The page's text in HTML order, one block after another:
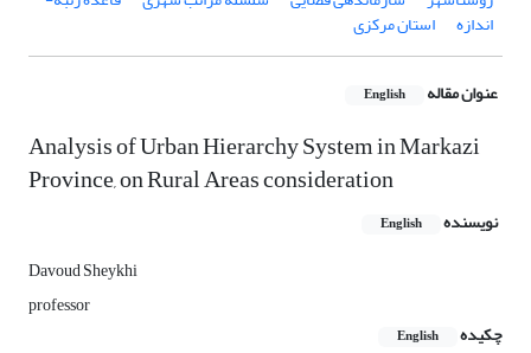
اندازه استان مرکزی
عنوان مقاله English
Analysis of Urban Hierarchy System in Markazi
Province, on Rural Areas consideration
نویسنده English
Davoud Sheykhi
professor
چکیده
English